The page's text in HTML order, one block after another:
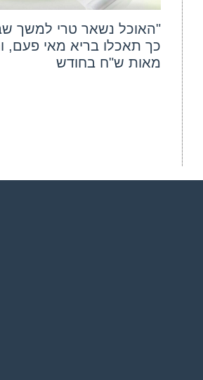
"האוכל נשאר טרי למשך
כך תאכלו בריא מאי פעם,
מאות ש"ח בחודש